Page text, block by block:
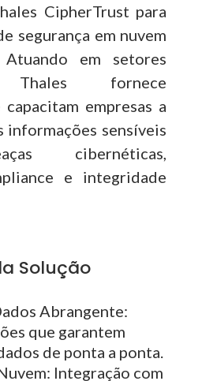
CipherTrust para
segurança em nuvem
Atuando em setores
Thales fornece
empresas a
informações sensíveis
cibernéticas,
e integridade
Solução
Abrangente:
que garantem
de ponta a ponta.
Integração com